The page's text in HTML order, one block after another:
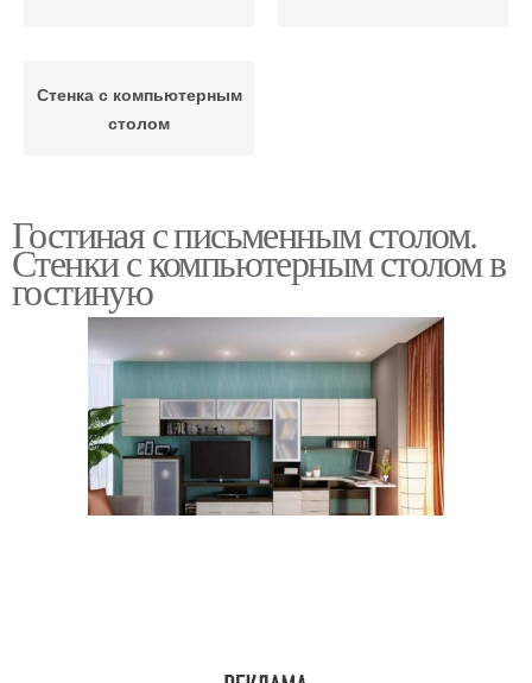
Стенка с компьютерным
столом
Гостиная с письменным столом.
Стенки с компьютерным столом в
гостиную